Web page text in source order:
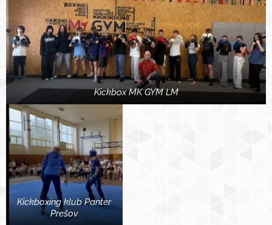
Kickbox MK GYM LM
Kickboxing klub Panter
Prešov